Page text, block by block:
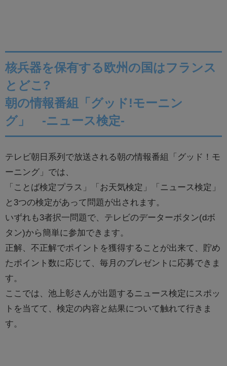
核兵器を保有する欧州の国はフランス
とどこ?
朝の情報番組「グッド!モーニン
グ」 -ニュース検定-
テレビ朝日系列で放送される朝の情報番組「グッド！モ
ーニング」では、
「ことば検定プラス」「お天気検定」「ニュース検定」
と3つの検定があって問題が出されます。
いずれも3者択一問題で、テレビのデーターボタン(dボ
タン)から簡単に参加できます。
正解、不正解でポイントを獲得することが出来て、貯め
たポイント数に応じて、毎月のプレゼントに応募できま
す。
ここでは、池上彰さんが出題するニュース検定にスポッ
トを当てて、検定の内容と結果について触れて行きま
す。